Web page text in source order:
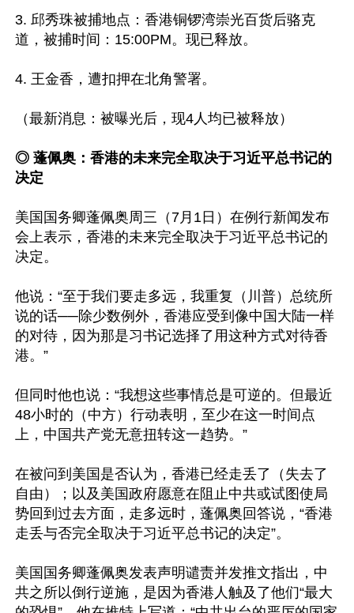
3. 邱秀珠被捕地点：香港铜锣湾崇光百货后骆克
道，被捕时间：15:00PM。现已释放。
4. 王金香，遭扣押在北角警署。
（最新消息：被曝光后，现4人均已被释放）
◎ 蓬佩奥：香港的未来完全取决于习近平总书记的
决定
美国国务卿蓬佩奥周三（7月1日）在例行新闻发布
会上表示，香港的未来完全取决于习近平总书记的
决定。
他说：“至于我们要走多远，我重复（川普）总统所
说的话──除少数例外，香港应受到像中国大陆一样
的对待，因为那是习书记选择了用这种方式对待香
港。”
但同时他也说：“我想这些事情总是可逆的。但最近
48小时的（中方）行动表明，至少在这一时间点
上，中国共产党无意扭转这一趋势。”
在被问到美国是否认为，香港已经走丢了（失去了
自由）；以及美国政府愿意在阻止中共或试图使局
势回到过去方面，走多远时，蓬佩奥回答说，“香港
走丢与否完全取决于习近平总书记的决定”。
美国国务卿蓬佩奥发表声明谴责并发推文指出，中
共之所以倒行逆施，是因为香港人触及了他们“最大